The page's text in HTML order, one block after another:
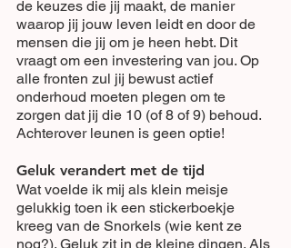
de keuzes die jij maakt, de manier
waarop jij jouw leven leidt en door de
mensen die jij om je heen hebt. Dit
vraagt om een investering van jou. Op
alle fronten zul jij bewust actief
onderhoud moeten plegen om te
zorgen dat jij die 10 (of 8 of 9) behoud.
Achterover leunen is geen optie!
Geluk verandert met de tijd
Wat voelde ik mij als klein meisje
gelukkig toen ik een stickerboekje
kreeg van de Snorkels (wie kent ze
nog?). Geluk zit in de kleine dingen. Als